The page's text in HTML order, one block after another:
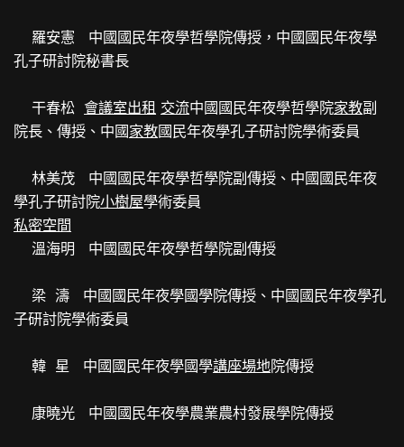
羅安憲 中國國民年夜學哲學院傳授，中國國民年夜學
孔子研討院秘書長
干春松會議室出租 交流中國國民年夜學哲學院家教副
院長、傳授、中國家教國民年夜學孔子研討院學術委員
林美茂 中國國民年夜學哲學院副傳授、中國國民年夜
學孔子研討院小樹屋學術委員
私密空間
溫海明 中國國民年夜學哲學院副傳授
梁 濤 中國國民年夜學國學院傳授、中國國民年夜學孔
子研討院學術委員
韓 星 中國國民年夜學國學講座場地院傳授
康曉光 中國國民年夜學農業農村發展學院傳授